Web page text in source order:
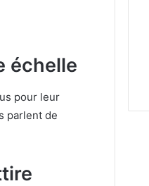
échelle
pour leur
parlent de